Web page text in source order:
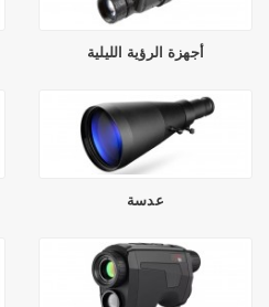
أجهزة الرؤية الليلية
عدسة